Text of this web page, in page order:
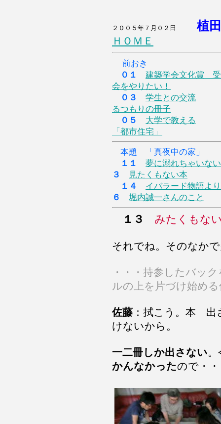
２００５年７月０２日 植
ＨＯＭＥ
前おき
０１
建築学会文化賞
会をやりたい！
０３
学生との交流
るつもりの冊子
０５
大学で教える
「都市住宅」
本題 「真夜中の家」
１１
夢に溺れちゃいな
３
見たくもない本
１４
イバラード物語より
６
堀内誠一さんのこと
１３ みたくもな
それでね。そのなか
・・・持参したバッ
ルの上を片づけ始め
佐藤 ：拭こう。本 出
けないから。
一二冊しか出さない。
かんなかったので・・